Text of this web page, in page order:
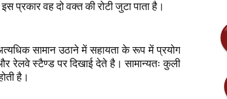
वह दो वक्त की रोटी जुटा पाता है।
सामान उठाने में सहायता के रूप में प्रयोग
रेलवे स्टैण्ड पर दिखाई देते है। सामान्यतः कुली
है।